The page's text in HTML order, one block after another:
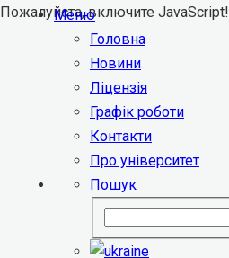
Пожалуйста, включите JavaScript!
Меню
Головна
Новини
Ліцензія
Графік роботи
Контакти
Про університет
Пошук